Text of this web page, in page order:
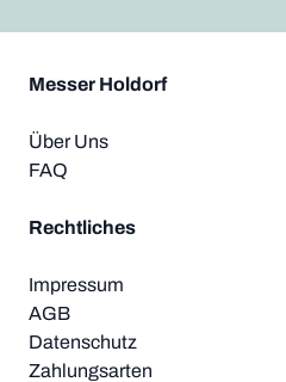
Messer Holdorf
Über Uns
FAQ
Rechtliches
Impressum
AGB
Datenschutz
Zahlungsarten